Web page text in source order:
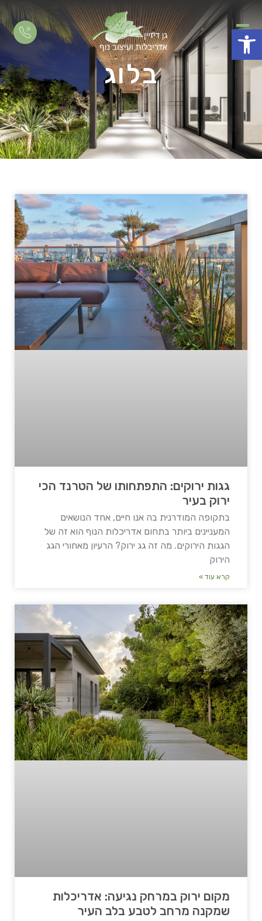
פתח סרגל נגישות
בלוג
גגות ירוקים: התפתחותו של הטרנד הכי
ירוק בעיר
בתקופה המודרנית בה אנו חיים, אחד הנושאים
המעניינים ביותר בתחום אדריכלות הנוף הוא זה של
הגגות הירוקים. מה זה גג ירוק? הרעיון מאחורי הגג
הירוק
קרא עוד »
מקום ירוק במרחק נגיעה: אדריכלות
שמקנה מרחב לטבע בלב העיר